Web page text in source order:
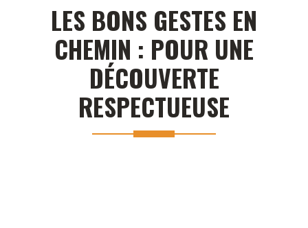
LES BONS GESTES EN
CHEMIN : POUR UNE
DÉCOUVERTE
RESPECTUEUSE